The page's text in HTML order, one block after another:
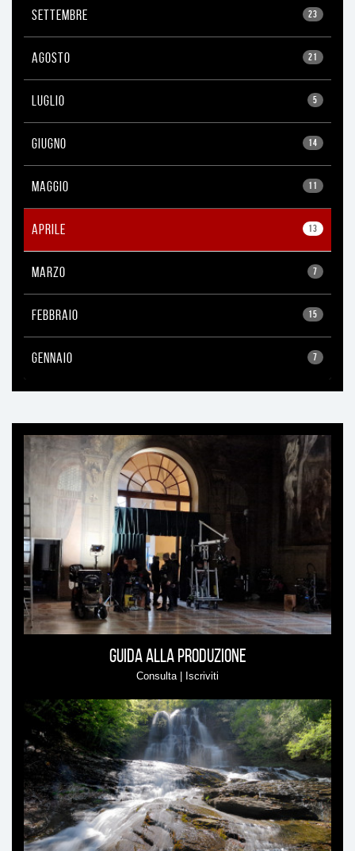
23
SETTEMBRE
21
AGOSTO
5
LUGLIO
14
GIUGNO
11
MAGGIO
13
APRILE
7
MARZO
15
FEBBRAIO
7
GENNAIO
Ti
può
interessare
Guida alla produzione
Consulta | Iscriviti